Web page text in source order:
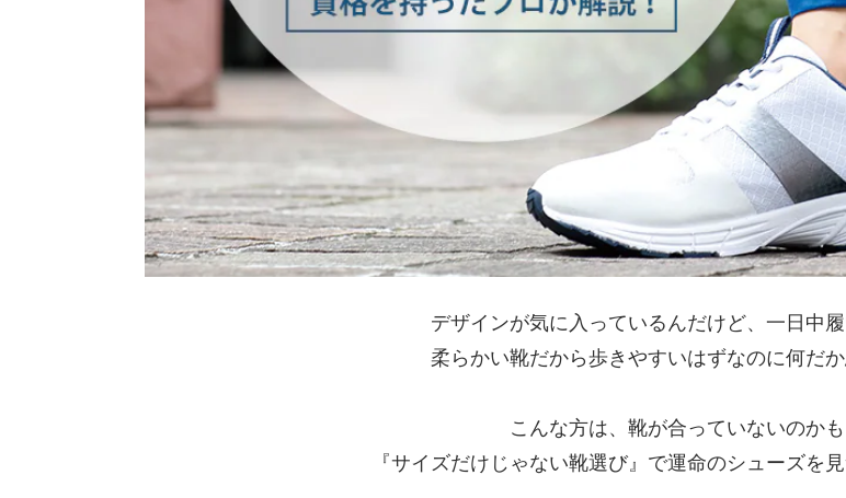
デザインが気に入っているんだけど、 一日中
柔らかい靴だから歩きやすいはずなのに何だ
こんな方は、靴が合っていないのかも
『サイズだけじゃない靴選び』で運命のシューズを